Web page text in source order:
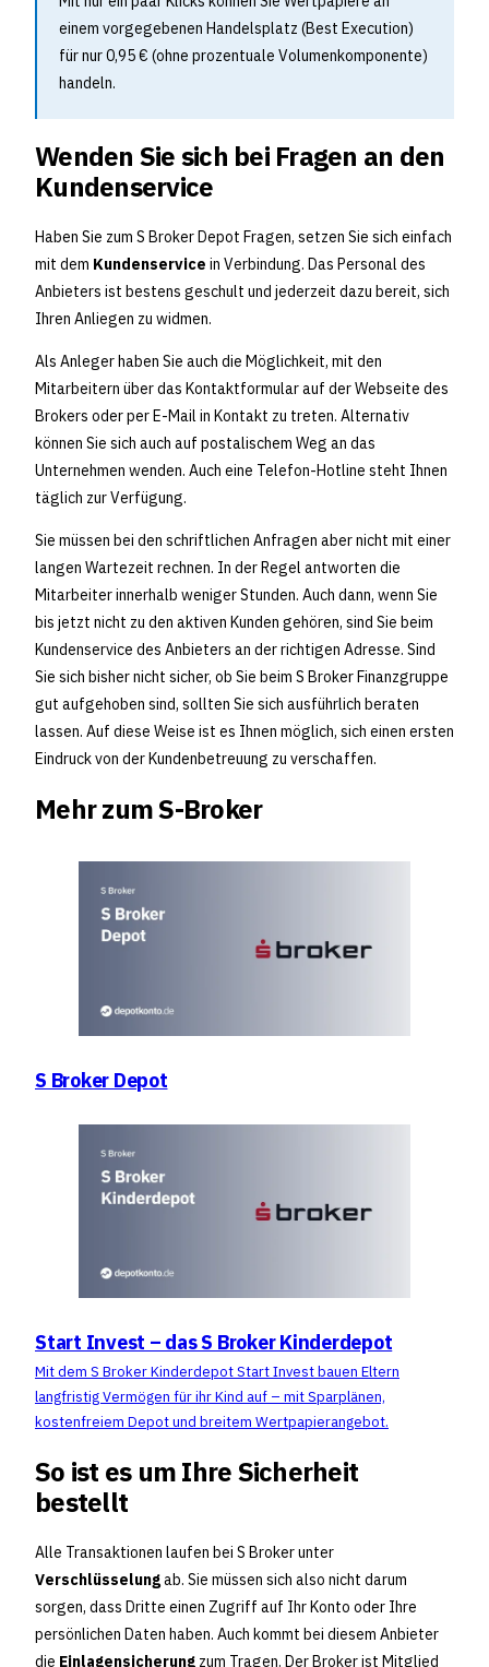
einem vorgegebenen Handelsplatz (Best Execution)
für nur 0,95 € (ohne prozentuale Volumenkomponente)
handeln.
Wenden Sie sich bei Fragen an den
Kundenservice
Haben Sie zum S Broker Depot Fragen, setzen Sie sich einfach
mit dem Kundenservice in Verbindung. Das Personal des
Anbieters ist bestens geschult und jederzeit dazu bereit, sich
Ihren Anliegen zu widmen.
Als Anleger haben Sie auch die Möglichkeit, mit den
Mitarbeitern über das Kontaktformular auf der Webseite des
Brokers oder per E-Mail in Kontakt zu treten. Alternativ
können Sie sich auch auf postalischem Weg an das
Unternehmen wenden. Auch eine Telefon-Hotline steht Ihnen
täglich zur Verfügung.
Sie müssen bei den schriftlichen Anfragen aber nicht mit einer
langen Wartezeit rechnen. In der Regel antworten die
Mitarbeiter innerhalb weniger Stunden. Auch dann, wenn Sie
bis jetzt nicht zu den aktiven Kunden gehören, sind Sie beim
Kundenservice des Anbieters an der richtigen Adresse. Sind
Sie sich bisher nicht sicher, ob Sie beim S Broker Finanzgruppe
gut aufgehoben sind, sollten Sie sich ausführlich beraten
lassen. Auf diese Weise ist es Ihnen möglich, sich einen ersten
Eindruck von der Kundenbetreuung zu verschaffen.
Mehr zum S-Broker
S Broker Depot
Start Invest – das S Broker Kinderdepot
Mit dem S Broker Kinderdepot Start Invest bauen Eltern
langfristig Vermögen für ihr Kind auf – mit Sparplänen,
kostenfreiem Depot und breitem Wertpapierangebot.
So ist es um Ihre Sicherheit
bestellt
Alle Transaktionen laufen bei S Broker unter
Verschlüsselungab. Sie müssen sich also nicht darum
sorgen, dass Dritte einen Zugriff auf Ihr Konto oder Ihre
persönlichen Daten haben. Auch kommt bei diesem Anbieter
die Einlagensicherung zum Tragen. Der Broker ist Mitglied